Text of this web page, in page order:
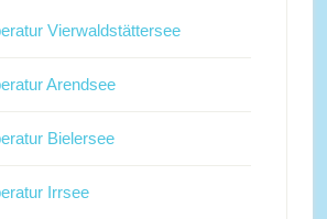
Vierwaldstättersee
Arendsee
Bielersee
Irrsee